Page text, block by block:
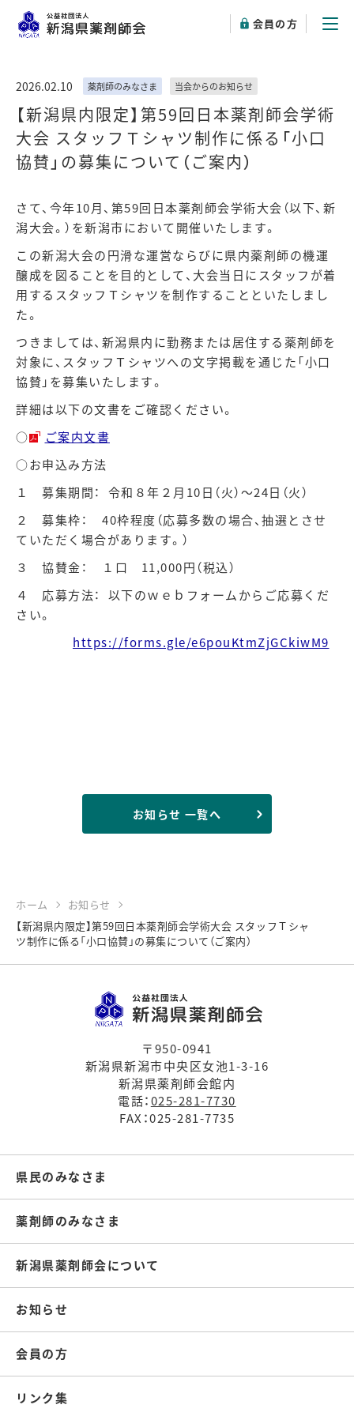
会員の方
【新潟県内限定】第59回日本薬剤師会学術
大会 スタッフＴシャツ制作に係る「小口
協賛」の募集について（ご案内）
2026.02.10 薬剤師のみなさま 当会からのお知らせ
さて、今年10月、第59回日本薬剤師会学術大会（以下、新
潟大会。）を新潟市において開催いたします。
この新潟大会の円滑な運営ならびに県内薬剤師の機運
醸成を図ることを目的として、大会当日にスタッフが着
用するスタッフＴシャツを制作することといたしまし
た。
つきましては、新潟県内に勤務または居住する薬剤師を
対象に、スタッフＴシャツへの文字掲載を通じた「小口
協賛」を募集いたします。
詳細は以下の文書をご確認ください。
○
ご案内文書
○お申込み方法
１ 募集期間： 令和８年２月10日（火）～24日（火）
２ 募集枠：
40枠程度（応募多数の場合、抽選とさせ
ていただく場合があります。）
３ 協賛金： １口 11,000円（税込）
４ 応募方法：
以下のｗｅｂフォームからご応募くだ
さい。
https://forms.gle/e6pouKtmZjGCkiwM9
お知らせ 一覧へ
ホーム
お知らせ
【新潟県内限定】第59回日本薬剤師会学術大会 スタッフＴシャ
ツ制作に係る「小口協賛」の募集について（ご案内）
〒950-0941
新潟県新潟市中央区女池1-3-16
新潟県薬剤師会館内
電話：025-281-7730
FAX：025-281-7735
県民のみなさま
薬剤師のみなさま
新潟県薬剤師会について
お知らせ
会員の方
リンク集